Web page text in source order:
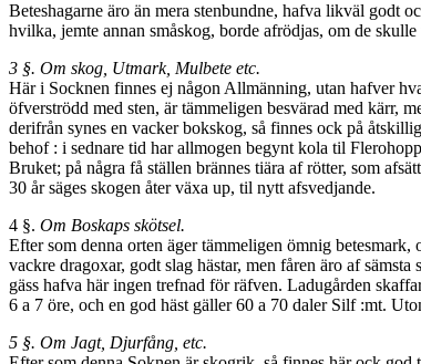
Beteshagarne äro än mera stenbundne, hafva likväl godt
hvilka, jemte annan småskog, borde afrödjas, om de skulle
3 §. Om skog, Utmark, Mulbete etc.
Här i Socknen finnes ej någon Allmänning, utan hafver
öfverströdd med sten, är tämmeligen besvärad med kärr,
derifrån synes en vacker bokskog, så finnes ock på
behof : i sednare tid har allmogen begynt kola til
Bruket; på några få ställen brännes tiära af rötter, som
30 år säges skogen åter växa up, til nytt afsvedjande.
4 §. Om Boskaps skötsel.
Efter som denna orten äger tämmeligen ömnig
vack­re dragoxar, godt slag hästar, men fåren äro af
gäss hafva här ingen trefnad för räfven. Ladugården
6 a 7 öre, och en god häst gäller 60 a 70 daler Silf :mt.
5 §. Om Jagt, Djurfång, etc.